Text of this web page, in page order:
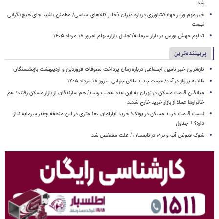
شد
خبر مهم وزیر جهادکشاورزی درباره میزان ذخایر کالاهای اساسی/ مطمئن باشید جای هیچ نگرانی
نیست
تداوم جهش بورس در بازار سرمایه/تحلیل بازار سهام امروز ۱۸ مرداد ۱۴۰۵
پربیننده‌ترین
تازه‌ترین خبر تامین اجتماعی درباره زمان پرداخت معوقات فروردین و اردیبهشت بازنشستگان
طلا به پرواز در آمد/ قیمت جدید طلای جهانی امروز ۱۸ مرداد ۱۴۰۵
میانگین قیمت مسکن در تهران به این عدد عجیب رسید/ هم سازندگان از بازار مسکن رفتند؛ عم
خانوارها عملا از بازار خرید خارج شدند
لیست قیمت خرید مسکن در پونک/ خرید آپارتمان ۱۰۰ متری در این منطقه چقدر سرمایه نیاز
دارد؟ + جدول
شوک قبوض آب و برق در تابستان / علت مشخص شد